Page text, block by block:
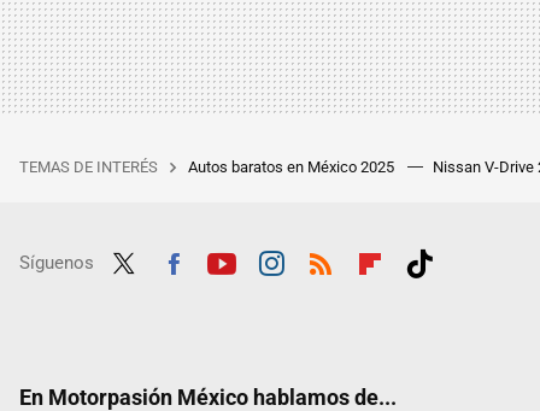
TEMAS DE INTERÉS Autos baratos en México 2025 Nissan V-Drive
Síguenos
En Motorpasión México hablamos de...